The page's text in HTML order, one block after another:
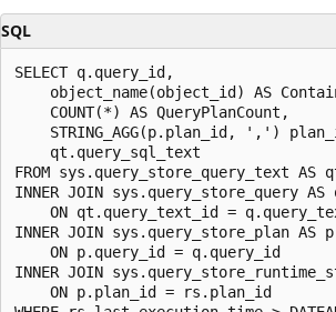
SQL
SELECT q.query_id,
object_name(object_id) AS
    COUNT(*) AS QueryPlanCount,
STRING_AGG(p.plan_id, ',')
    qt.query_sql_text
FROM sys.query_store_query_text AS
INNER JOIN sys.query_store_query AS
ON qt.query_text_id =
INNER JOIN sys.query_store_plan AS p
    ON p.query_id = q.query_id
INNER JOIN
    ON p.plan_id = rs.plan_id